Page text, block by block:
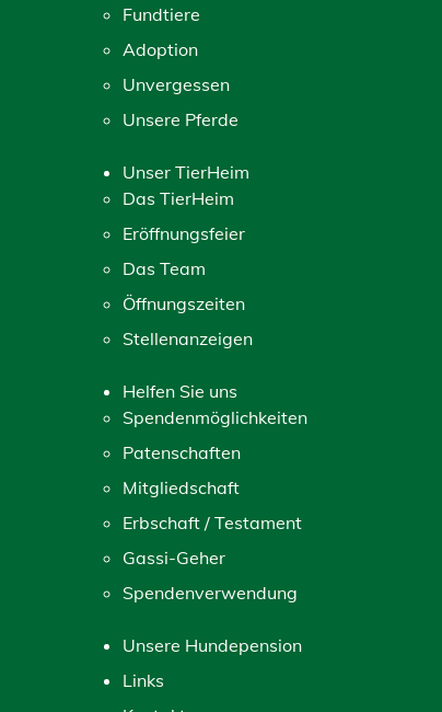
Fundtiere
Adoption
Unvergessen
Unsere Pferde
Unser TierHeim
Das TierHeim
Eröffnungsfeier
Das Team
Öffnungszeiten
Stellenanzeigen
Helfen Sie uns
Spendenmöglichkeiten
Patenschaften
Mitgliedschaft
Erbschaft / Testament
Gassi-Geher
Spendenverwendung
Unsere Hundepension
Links